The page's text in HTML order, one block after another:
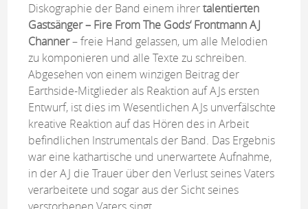
Diskographie der Band einem ihrertalentierten
Gastsänger – Fire From The Gods‘ Frontmann AJ
Channer– freie Hand gelassen, um alle Melodien
zu komponieren und alle Texte zu schreiben.
Abgesehen von einem winzigen Beitrag der
Earthside-Mitglieder als Reaktion auf AJs ersten
Entwurf, ist dies im Wesentlichen AJs unverfälschte
kreative Reaktion auf das Hören des in Arbeit
befindlichen Instrumentals der Band. Das Ergebnis
war eine kathartische und unerwartete Aufnahme,
in der AJ die Trauer über den Verlust seines Vaters
verarbeitete und sogar aus der Sicht seines